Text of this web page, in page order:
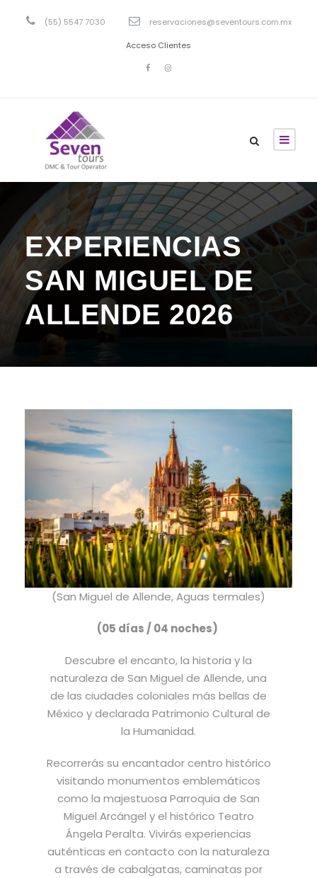
(55) 5547 7030 reservaciones@seventours.com.mx
Acceso Clientes
EXPERIENCIAS
SAN MIGUEL DE
ALLENDE 2026
(San Miguel de Allende, Aguas termales)
(05 días / 04 noches)
Descubre el encanto, la historia y la
naturaleza de San Miguel de Allende, una
de las ciudades coloniales más bellas de
México y declarada Patrimonio Cultural de
la Humanidad.
Recorrerás su encantador centro histórico
visitando monumentos emblemáticos
como la majestuosa Parroquia de San
Miguel Arcángel y el histórico Teatro
Ángela Peralta. Vivirás experiencias
auténticas en contacto con la naturaleza
a través de cabalgatas, caminatas por